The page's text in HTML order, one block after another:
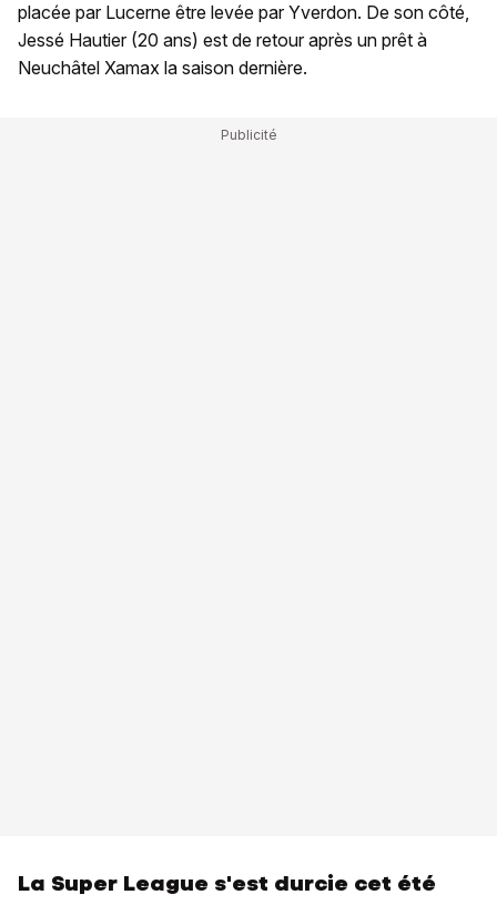
placée par Lucerne être levée par Yverdon. De son côté,
Jessé Hautier (20 ans) est de retour après un prêt à
Neuchâtel Xamax la saison dernière.
La Super League s'est durcie cet été